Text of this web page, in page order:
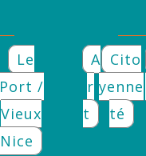
Le
Port /
Vieux
Nice
A
R
T
Cito
Yenne
Té